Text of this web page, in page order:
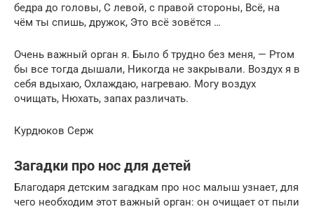
бедра до головы, С левой, с правой стороны, Всё, на
чём ты спишь, дружок, Это всё зовётся …
Очень важный орган я. Было б трудно без меня, — Ртом
бы все тогда дышали, Никогда не закрывали. Воздух я в
себя вдыхаю, Охлаждаю, нагреваю. Могу воздух
очищать, Нюхать, запах различать.
Курдюков Серж
Загадки про нос для детей
Благодаря детским загадкам про нос малыш узнает, для
чего необходим этот важный орган: он очищает от пыли